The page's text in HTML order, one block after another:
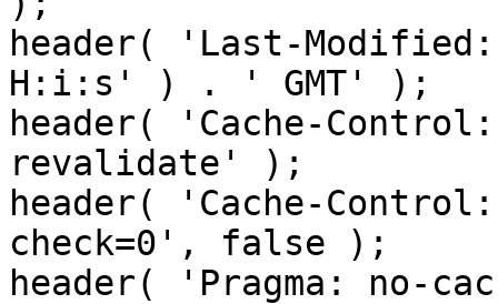
header( 'Last-
H:i:s' ) . ' GMT' );
header( 'Cache-
revalidate' );
header( 'Cache-
check=0', false );
header( 'Pragma: no-